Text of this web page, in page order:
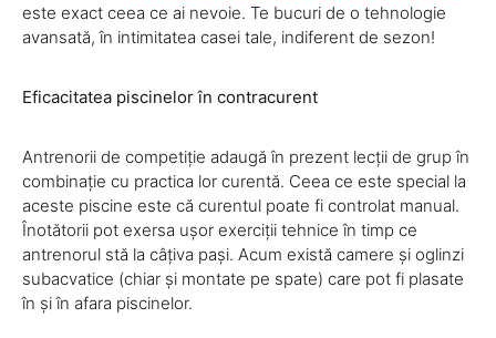
este exact ceea ce ai nevoie. Te bucuri de o tehnologie
avansată, în intimitatea casei tale, indiferent de sezon!
Eficacitatea piscinelor în contracurent
Antrenorii de competiție adaugă în prezent lecții de grup în
combinație cu practica lor curentă. Ceea ce este special la
aceste piscine este că curentul poate fi controlat manual.
Înotătorii pot exersa ușor exerciții tehnice în timp ce
antrenorul stă la câțiva pași. Acum există camere și oglinzi
subacvatice (chiar și montate pe spate) care pot fi plasate
în și în afara piscinelor.